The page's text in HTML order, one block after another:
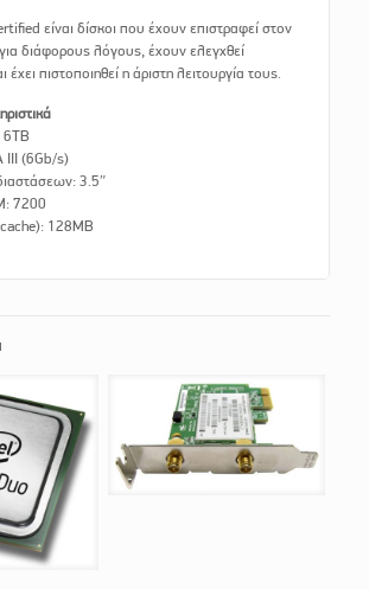
είναι δίσκοι που έχουν επιστραφεί στον
διάφορους λόγους, έχουν ελεγχθεί
πιστοποιηθεί η άριστη λειτουργία τους.
6TB
III (6Gb/s)
3.5″
7200
128MB